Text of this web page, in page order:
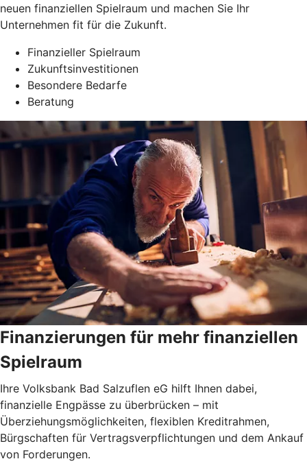
neuen finanziellen Spielraum und machen Sie Ihr
Unternehmen fit für die Zukunft.
Finanzieller Spielraum
Zukunftsinvestitionen
Besondere Bedarfe
Beratung
Finanzierungen für mehr finanziellen
Spielraum
Ihre Volksbank Bad Salzuflen eG hilft Ihnen dabei,
finanzielle Engpässe zu überbrücken – mit
Überziehungsmöglichkeiten, flexiblen Kreditrahmen,
Bürgschaften für Vertragsverpflichtungen und dem Ankauf
von Forderungen.